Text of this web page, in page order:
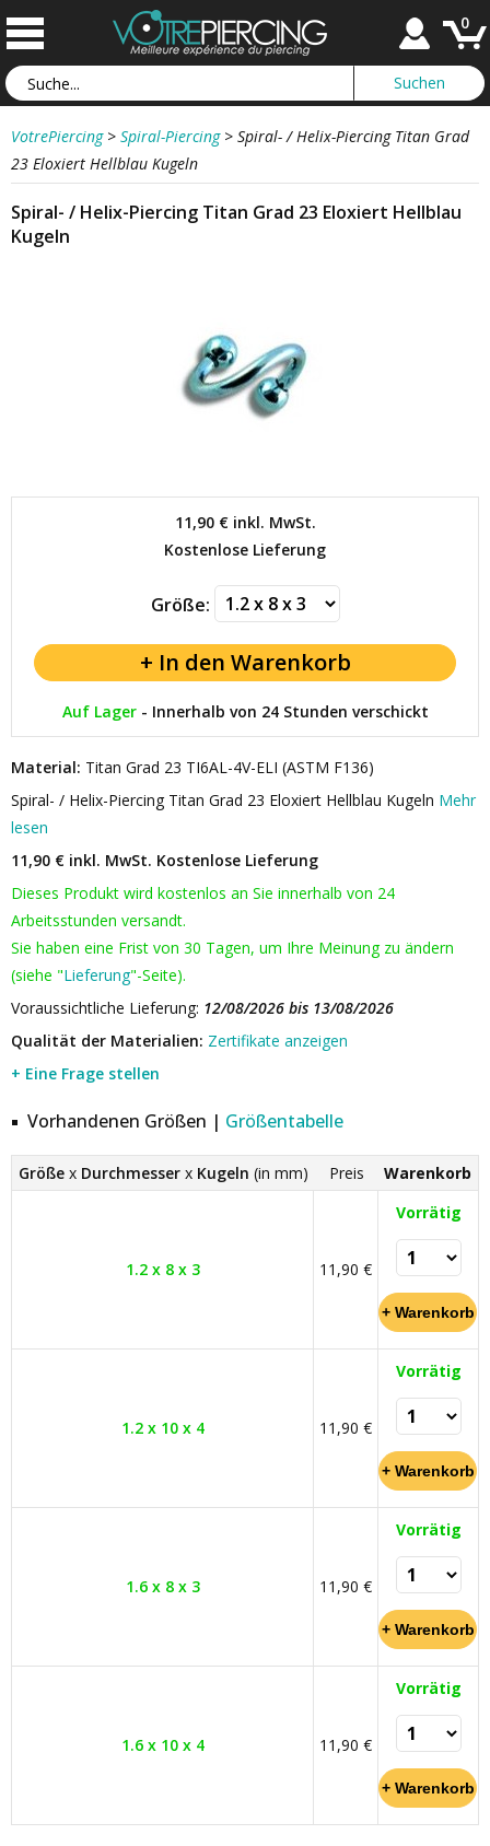
0
VotrePiercing > Spiral-Piercing > Spiral- / Helix-Piercing Titan Grad
23 Eloxiert Hellblau Kugeln
Spiral- / Helix-Piercing Titan Grad 23 Eloxiert Hellblau
Kugeln
11,90 €inkl. MwSt.
Kostenlose Lieferung
Größe:
Auf Lager- Innerhalb von 24 Stunden verschickt
Material: Titan Grad 23 TI6AL-4V-ELI (ASTM F136)
Spiral- / Helix-Piercing Titan Grad 23 Eloxiert Hellblau Kugeln Mehr
lesen
11,90 € inkl. MwSt. Kostenlose Lieferung
Dieses Produkt wird kostenlos an Sie innerhalb von 24
Arbeitsstunden versandt.
Sie haben eine Frist von 30 Tagen, um Ihre Meinung zu ändern
(siehe "Lieferung"-Seite).
Voraussichtliche Lieferung: 12/08/2026 bis 13/08/2026
Qualität der Materialien: Zertifikate anzeigen
+ Eine Frage stellen
Vorhandenen Größen | Größentabelle
Größe x Durchmesser x Kugeln (in mm) Preis Warenkorb
1.2 x 8 x 3 11,90 €
Vorrätig
1.2 x 10 x 4 11,90 €
Vorrätig
1.6 x 8 x 3 11,90 €
Vorrätig
1.6 x 10 x 4 11,90 €
Vorrätig